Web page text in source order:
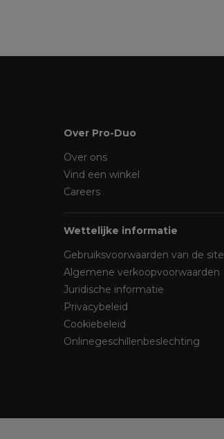
Over Pro-Duo
Over ons
Vind een winkel
Careers
Wettelijke informatie
Gebruiksvoorwaarden van de site
Algemene verkoopvoorwaarden
Juridische informatie
Privacybeleid
Cookiebeleid
Onlinegeschillenbeslechting